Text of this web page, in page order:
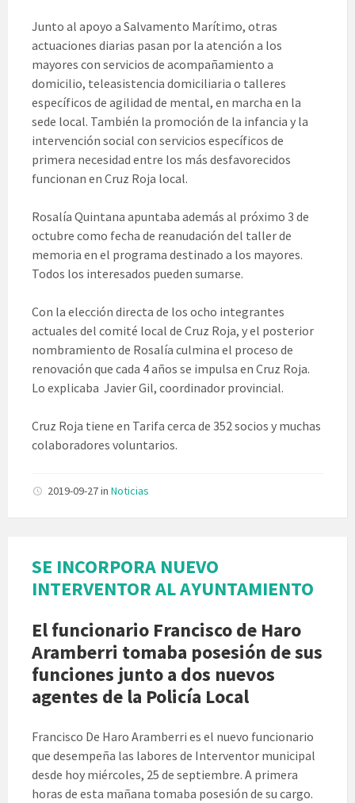
Junto al apoyo a Salvamento Marítimo, otras
actuaciones diarias pasan por la atención a los
mayores con servicios de acompañamiento a
domicilio, teleasistencia domiciliaria o talleres
específicos de agilidad de mental, en marcha en la
sede local. También la promoción de la infancia y la
intervención social con servicios específicos de
primera necesidad entre los más desfavorecidos
funcionan en Cruz Roja local.
Rosalía Quintana apuntaba además al próximo 3 de
octubre como fecha de reanudación del taller de
memoria en el programa destinado a los mayores.
Todos los interesados pueden sumarse.
Con la elección directa de los ocho integrantes
actuales del comité local de Cruz Roja, y el posterior
nombramiento de Rosalía culmina el proceso de
renovación que cada 4 años se impulsa en Cruz Roja.
Lo explicaba Javier Gil, coordinador provincial.
Cruz Roja tiene en Tarifa cerca de 352 socios y muchas
colaboradores voluntarios.
2019-09-27in Noticias
SE INCORPORA NUEVO
INTERVENTOR AL AYUNTAMIENTO
El funcionario Francisco de Haro
Aramberri tomaba posesión de sus
funciones junto a dos nuevos
agentes de la Policía Local
Francisco De Haro Aramberri es el nuevo funcionario
que desempeña las labores de Interventor municipal
desde hoy miércoles, 25 de septiembre. A primera
horas de esta mañana tomaba posesión de su cargo.